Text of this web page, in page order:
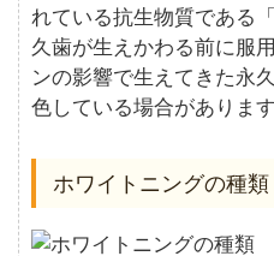
れている抗生物質である
久歯が生えかわる前に服
ンの影響で生えてきた永
色している場合があります
ホワイトニングの種類